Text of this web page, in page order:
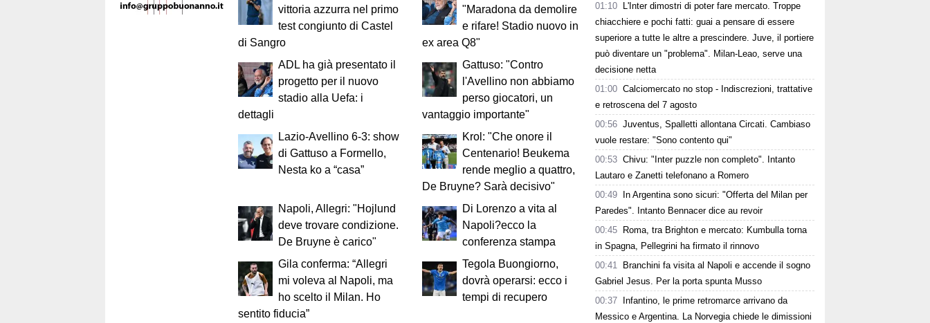
vittoria azzurra nel primo
test congiunto di Castel
di Sangro
"Maradona da demolire
e rifare! Stadio nuovo in
ex area Q8"
ADL ha già presentato il
progetto per il nuovo
stadio alla Uefa: i
dettagli
Gattuso: "Contro
l'Avellino non abbiamo
perso giocatori, un
vantaggio importante"
Lazio-Avellino 6-3: show
di Gattuso a Formello,
Nesta ko a “casa”
Krol: "Che onore il
Centenario! Beukema
rende meglio a quattro,
De Bruyne? Sarà decisivo"
Napoli, Allegri: "Hojlund
deve trovare condizione.
De Bruyne è carico"
Di Lorenzo a vita al
Napoli?ecco la
conferenza stampa
Gila conferma: “Allegri
mi voleva al Napoli, ma
ho scelto il Milan. Ho
sentito fiducia”
Tegola Buongiorno,
dovrà operarsi: ecco i
tempi di recupero
01:10
L'Inter dimostri di poter fare mercato. Troppe
chiacchiere e pochi fatti: guai a pensare di essere
superiore a tutte le altre a prescindere. Juve, il portiere
può diventare un "problema". Milan-Leao, serve una
decisione netta
01:00 Calciomercato no stop - Indiscrezioni, trattative
e retroscena del 7 agosto
00:56 Juventus, Spalletti allontana Circati. Cambiaso
vuole restare: "Sono contento qui"
00:53 Chivu: "Inter puzzle non completo". Intanto
Lautaro e Zanetti telefonano a Romero
00:49
In Argentina sono sicuri: "Offerta del Milan per
Paredes". Intanto Bennacer dice au revoir
00:45
Roma, tra Brighton e mercato: Kumbulla torna
in Spagna, Pellegrini ha firmato il rinnovo
00:41
Branchini fa visita al Napoli e accende il sogno
Gabriel Jesus. Per la porta spunta Musso
00:37
Infantino, le prime retromarce arrivano da
Messico e Argentina. La Norvegia chiede le dimissioni